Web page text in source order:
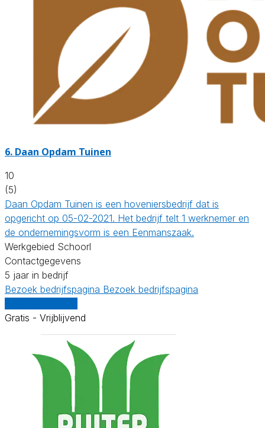
6. Daan Opdam Tuinen
10
(5)
Daan Opdam Tuinen is een hoveniersbedrijf dat is
opgericht op 05-02-2021. Het bedrijf telt 1 werknemer en
de ondernemingsvorm is een Eenmanszaak.
Werkgebied Schoorl
Contactgegevens
5 jaar in bedrijf
Bezoek bedrijfspagina Bezoek bedrijfspagina
Gratis - Vrijblijvend